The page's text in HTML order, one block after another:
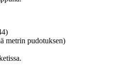
metrin pudotuksen)